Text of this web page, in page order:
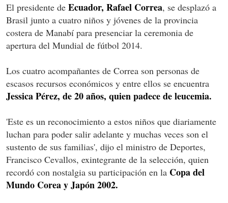
El presidente de Ecuador, Rafael Correa, se desplazó a
Brasil junto a cuatro niños y jóvenes de la provincia
costera de Manabí para presenciar la ceremonia de
apertura del Mundial de fútbol 2014.
Los cuatro acompañantes de Correa son personas de
escasos recursos económicos y entre ellos se encuentra
Jessica Pérez, de 20 años, quien padece de leucemia.
'Este es un reconocimiento a estos niños que diariamente
luchan para poder salir adelante y muchas veces son el
sustento de sus familias', dijo el ministro de Deportes,
Francisco Cevallos, exintegrante de la selección, quien
recordó con nostalgia su participación en la Copa del
Mundo Corea y Japón 2002.